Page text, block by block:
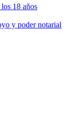
18 años
y poder notarial